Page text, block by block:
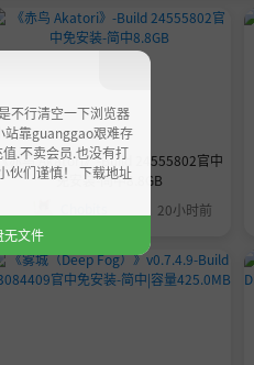
赤鸟 Akatori》-Build 24555802官中
免安装-简中8.8GB
20小时前
不行清空一下浏览器
站靠guanggao艰难存
.不卖会员.也没有打
伙们谨慎！ 下载地址
无文件